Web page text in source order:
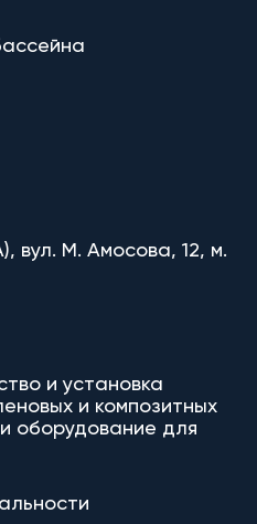
вул. М. Амосова, 12, м.
и установка
и композитных
оборудование для